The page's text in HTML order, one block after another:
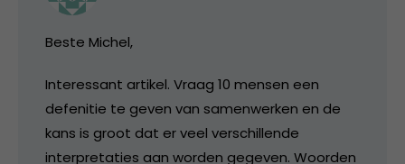
Beste Michel,
Interessant artikel. Vraag 10 mensen een
defenitie te geven van samenwerken en de
kans is groot dat er veel verschillende
interpretaties aan worden gegeven. Woorden